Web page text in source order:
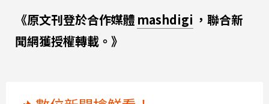
《原文刊登於合作媒體 mashdigi ，聯合新
聞網獲授權轉載。》